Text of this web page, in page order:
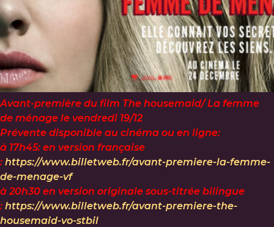
Avant-première du film The housemaid/ La femme
de ménage le vendredi 19/12
Prévente disponible au cinéma ou en ligne:
à 17h45: en version française
: https://www.billetweb.fr/avant-premiere-la-femme-
de-menage-vf
à 20h30 en version originale sous-titrée bilingue
: https://www.billetweb.fr/avant-premiere-the-
housemaid-vo-stbil